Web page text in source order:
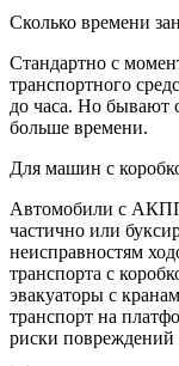
Сколько времени
Стандартно с
транспортного
до часа. Но бывают
больше времени.
Для машин с
Автомобили с АКПП
частично или
неисправностям
транспорта с
эвакуаторы с
транспорт на
риски повреждений